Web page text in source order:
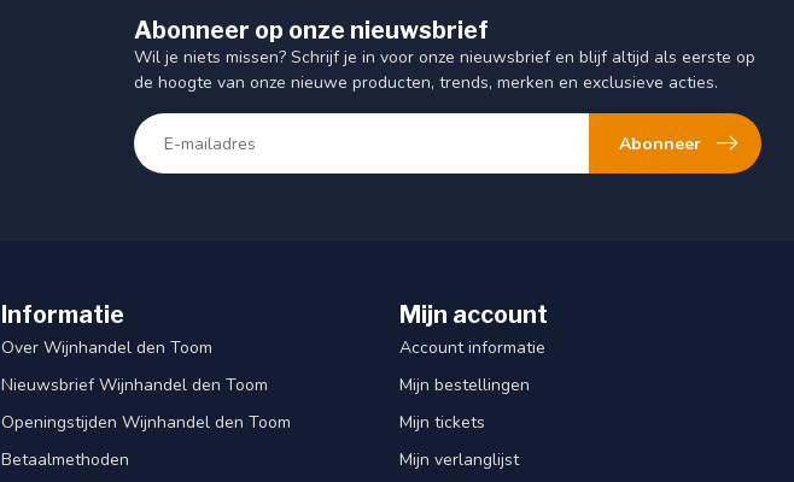
Abonneer op onze nieuwsbrief
Wil je niets missen? Schrijf je in voor onze nieuwsbrief en blijf altijd als eerste op
de hoogte van onze nieuwe producten, trends, merken en exclusieve acties.
Abonneer
Informatie
Over Wijnhandel den Toom
Nieuwsbrief Wijnhandel den Toom
Openingstijden Wijnhandel den Toom
Betaalmethoden
Mijn account
Account informatie
Mijn bestellingen
Mijn tickets
Mijn verlanglijst